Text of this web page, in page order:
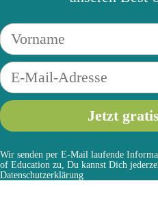
Wir senden per E-Mail laufende
of Education zu, Du kannst Dich
Datenschutzerklärung